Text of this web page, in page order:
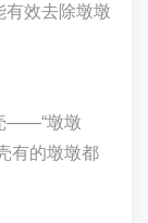
有效去除墩墩
——“墩墩
有的墩墩都